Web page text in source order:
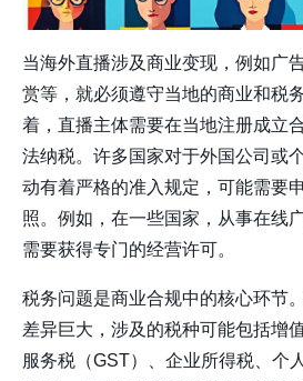
当海外直播涉及商业变现，例如广
赏等，就必须遵守当地的商业和税
着，直播主体需要在当地注册成立
法纳税。许多国家对于外国公司或
动有着严格的准入规定，可能需要
照。例如，在一些国家，从事在线
需要获得专门的经营许可。
税务问题是商业合规中的核心环节
差异巨大，涉及的税种可能包括增
服务税（GST）、企业所得税、个